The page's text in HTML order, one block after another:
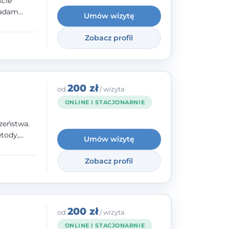
Umów wizytę
Zobacz profil
na
i
od 200 zł/ wizyta
ONLINE I STACJONARNIE
Umów wizytę
Zobacz profil
od 200 zł/ wizyta
ONLINE I STACJONARNIE